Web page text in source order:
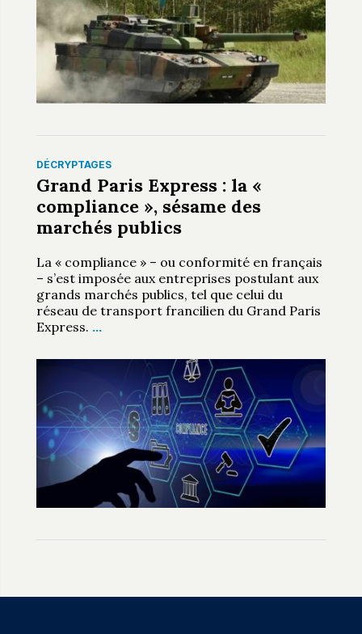
DÉCRYPTAGES
Grand Paris Express : la «
compliance », sésame des
marchés publics
La « compliance » – ou conformité en français
– s’est imposée aux entreprises postulant aux
grands marchés publics, tel que celui du
réseau de transport francilien du Grand Paris
Express. …